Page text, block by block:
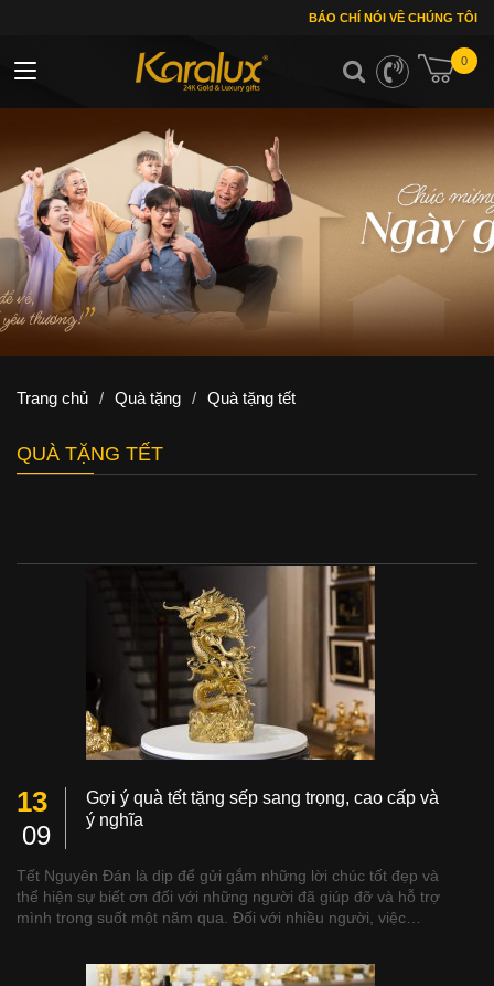
BÁO CHÍ NÓI VỀ CHÚNG TÔI
0
Toggle navigation
Trang chủ / Quà tặng / Quà tặng tết
QUÀ TẶNG TẾT
13
09
Gợi ý quà tết tặng sếp sang trọng, cao cấp và
ý nghĩa
Tết Nguyên Đán là dịp để gửi gắm những lời chúc tốt đẹp và
thể hiện sự biết ơn đối với những người đã giúp đỡ và hỗ trợ
mình trong suốt một năm qua. Đối với nhiều người, việc…